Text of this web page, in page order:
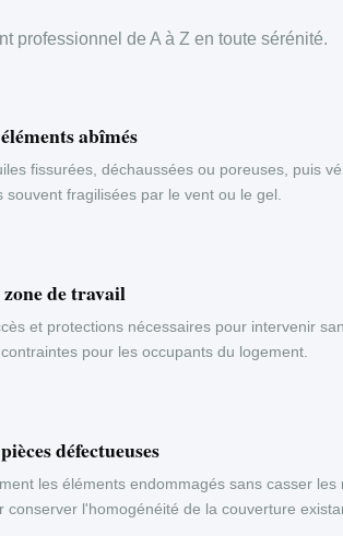
professionnel de A à Z en toute sérénité.
abîmés
fissurées, déchaussées ou poreuses, puis
souvent fragilisées par le vent ou le gel.
de travail
et protections nécessaires pour intervenir
pour les occupants du logement.
défectueuses
les éléments endommagés sans casser les
conserver l'homogénéité de la couverture